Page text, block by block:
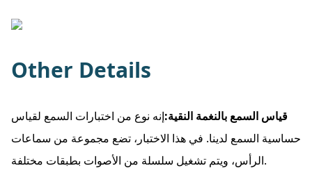
Other Details
قياس السمع بالنغمة النقية:إنه نوع من اختبارات السمع لقياس
حساسية السمع لدينا. في هذا الاختبار، تضع مجموعة من سماعات
الرأس، ويتم تشغيل سلسلة من الأصوات بطبقات مختلفة.